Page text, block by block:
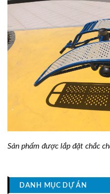
Sản phẩm được lắp đặt chắc
DANH MỤC DỰ ÁN